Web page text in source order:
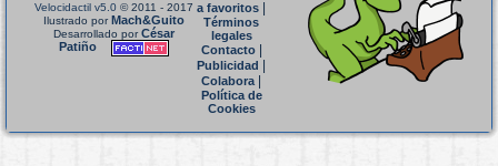
Velocidactil v5.0 © 2011 - 2017
Ilustrado porMach&Guito
Desarrollado porCésar
Patiño
a favoritos
Términos
legales
Contacto|
Publicidad
Colabora|
Política de
Cookies